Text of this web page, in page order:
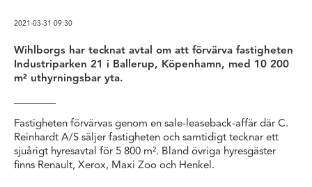
2021-03-31 09:30
Wihlborgs har tecknat avtal om att förvärva fastigheten
Industriparken 21 i Ballerup, Köpenhamn, med 10 200
m² uthyrningsbar yta.
Fastigheten förvärvas genom en sale-leaseback-affär där C.
Reinhardt A/S säljer fastigheten och samtidigt tecknar ett
sjuårigt hyresavtal för 5 800 m². Bland övriga hyresgäster
finns Renault, Xerox, Maxi Zoo och Henkel.